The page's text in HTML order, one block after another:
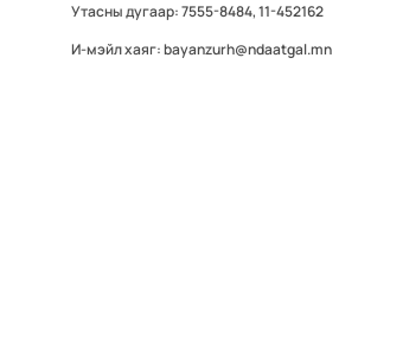
Утасны дугаар: 7555-8484, 11-452162
И-мэйл хаяг: bayanzurh@ndaatgal.mn